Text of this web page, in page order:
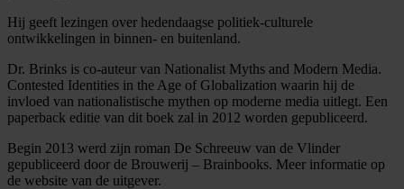
Hij geeft lezingen over hedendaagse politiek-culturele
ontwikkelingen in binnen- en buitenland.
Dr. Brinks is co-auteur van Nationalist Myths and Modern Media.
Contested Identities in the Age of Globalization waarin hij de
invloed van nationalistische mythen op moderne media uitlegt. Een
paperback editie van dit boek zal in 2012 worden gepubliceerd.
Begin 2013 werd zijn roman De Schreeuw van de Vlinder
gepubliceerd door de Brouwerij – Brainbooks. Meer informatie op
de website van de uitgever.